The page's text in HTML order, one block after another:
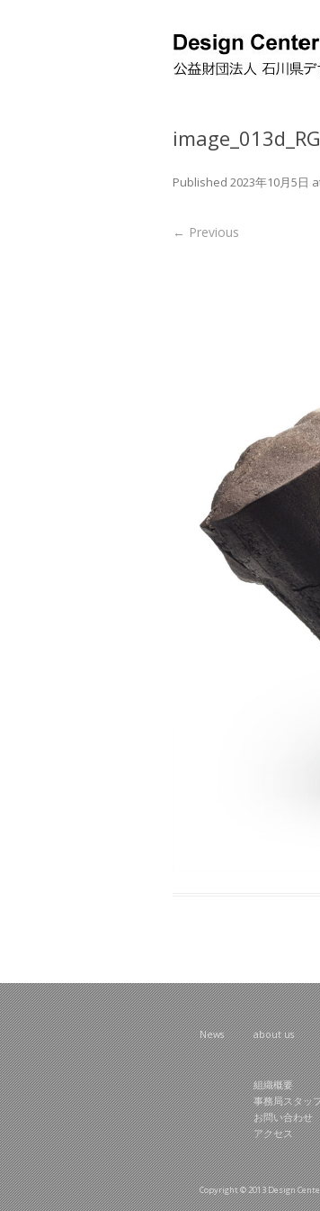
Published 2023年10月5日
← Previous
News about us
組織概要
事務局スタッ
お問い合わせ
アクセス
Copyright © 2013 Design